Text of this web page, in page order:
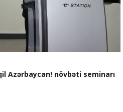
Azərbaycan! növbəti seminarı